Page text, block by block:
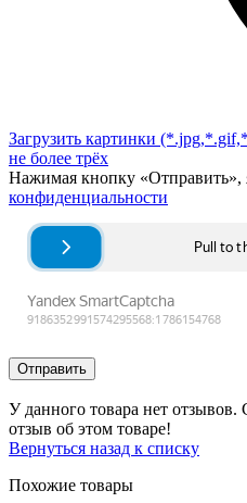
Загрузить картинки
не более трёх
Нажимая кнопку «Отправить»,
конфиденциальности
Отправить
У данного товара нет отзывов.
отзыв об этом товаре!
Вернуться назад к списку
Похожие товары